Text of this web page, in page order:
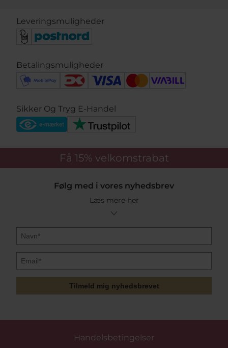
Leveringsmuligheder
Betalingsmuligheder
Sikker Og Tryg E-Handel
Få 15% velkomstrabat
Følg med i vores nyhedsbrev
Læs mere her
Tilmeld mig nyhedsbrevet
Handelsbetingelser